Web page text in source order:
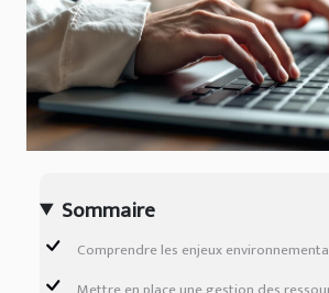
Sommaire
Comprendre les enjeux